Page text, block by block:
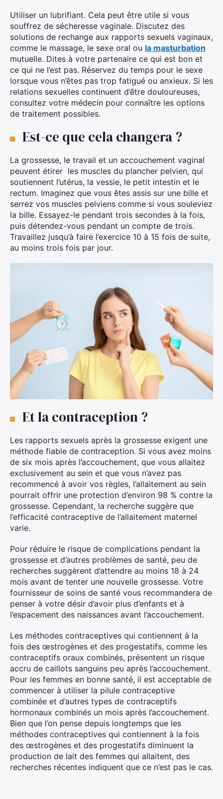
Utiliser un lubrifiant. Cela peut être utile si vous
souffrez de sécheresse vaginale. Discutez des
solutions de rechange aux rapports sexuels vaginaux,
comme le massage, le sexe oral ou la masturbation
mutuelle. Dites à votre partenaire ce qui est bon et
ce qui ne l’est pas. Réservez du temps pour le sexe
lorsque vous n’êtes pas trop fatigué ou anxieux. Si les
relations sexuelles continuent d’être douloureuses,
consultez votre médecin pour connaître les options
de traitement possibles.
Est-ce que cela changera ?
La grossesse, le travail et un accouchement vaginal
peuvent étirer les muscles du plancher pelvien, qui
soutiennent l’utérus, la vessie, le petit intestin et le
rectum. Imaginez que vous êtes assis sur une bille et
serrez vos muscles pelviens comme si vous souleviez
la bille. Essayez-le pendant trois secondes à la fois,
puis détendez-vous pendant un compte de trois.
Travaillez jusqu’à faire l’exercice 10 à 15 fois de suite,
au moins trois fois par jour.
Et la contraception ?
Les rapports sexuels après la grossesse exigent une
méthode fiable de contraception. Si vous avez moins
de six mois après l’accouchement, que vous allaitez
exclusivement au sein et que vous n’avez pas
recommencé à avoir vos règles, l’allaitement au sein
pourrait offrir une protection d’environ 98 % contre la
grossesse. Cependant, la recherche suggère que
l’efficacité contraceptive de l’allaitement maternel
varie.
Pour réduire le risque de complications pendant la
grossesse et d’autres problèmes de santé, peu de
recherches suggèrent d’attendre au moins 18 à 24
mois avant de tenter une nouvelle grossesse. Votre
fournisseur de soins de santé vous recommandera de
penser à votre désir d’avoir plus d’enfants et à
l’espacement des naissances avant l’accouchement.
Les méthodes contraceptives qui contiennent à la
fois des œstrogènes et des progestatifs, comme les
contraceptifs oraux combinés, présentent un risque
accru de caillots sanguins peu après l’accouchement.
Pour les femmes en bonne santé, il est acceptable de
commencer à utiliser la pilule contraceptive
combinée et d’autres types de contraceptifs
hormonaux combinés un mois après l’accouchement.
Bien que l’on pense depuis longtemps que les
méthodes contraceptives qui contiennent à la fois
des œstrogènes et des progestatifs diminuent la
production de lait des femmes qui allaitent, des
recherches récentes indiquent que ce n’est pas le cas.